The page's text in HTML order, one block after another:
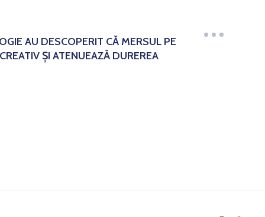
AU DESCOPERIT CĂ MERSUL PE
ȘI ATENUEAZĂ DUREREA